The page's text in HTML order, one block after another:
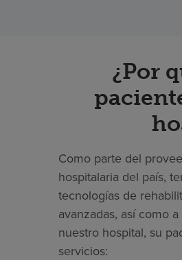
¿Por
Como parte del
hospitalaria del país,
tecnologías de
avanzadas, así como
nuestro hospital, su
servicios: